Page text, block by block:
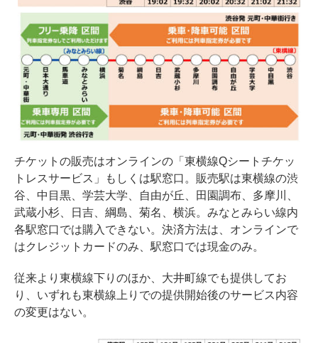
チケットの販売はオンラインの「東横線Qシートチケッ
トレスサービス」もしくは駅窓口。販売駅は東横線の渋
谷、中目黒、学芸大学、自由が丘、田園調布、多摩川、
武蔵小杉、日吉、綱島、菊名、横浜。みなとみらい線内
各駅窓口では購入できない。決済方法は、オンラインで
はクレジットカードのみ、駅窓口では現金のみ。
従来より東横線下りのほか、大井町線でも提供してお
り、いずれも東横線上りでの提供開始後のサービス内容
の変更はない。